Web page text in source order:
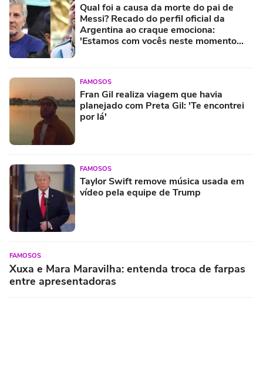
Qual foi a causa da morte do pai de
Messi? Recado do perfil oficial da
Argentina ao craque emociona:
'Estamos com vocês neste momento
FAMOSOS
Fran Gil realiza viagem que havia
planejado com Preta Gil: 'Te encontrei
por lá'
FAMOSOS
Taylor Swift remove música usada em
vídeo pela equipe de Trump
FAMOSOS
Xuxa e Mara Maravilha: entenda troca de farpas
entre apresentadoras